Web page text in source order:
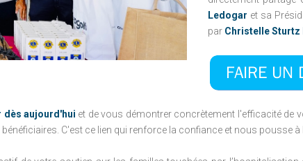
FIFOTIFA :
Ledogar et sa
par Christelle Sturtz
dès aujourd'hui et de vous démontrer concrètement l'efficacité de
C'est ce lien qui renforce la confiance et nous pousse